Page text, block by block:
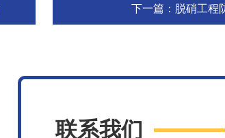
下一篇： 脱硝工程
联系我们